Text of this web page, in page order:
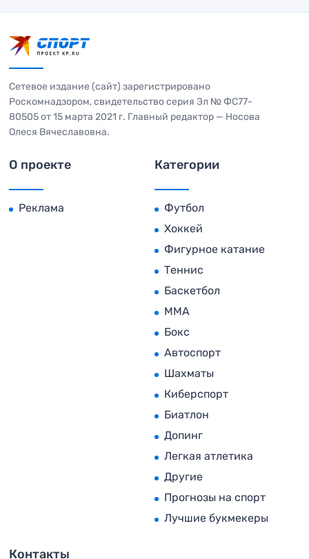
Сетевое издание (сайт) зарегистрировано
Роскомнадзором, свидетельство серия Эл № ФС77-
80505 от 15 марта 2021 г. Главный редактор — Носова
Олеся Вячеславовна.
О проекте
Реклама
Категории
Футбол
Хоккей
Фигурное катание
Теннис
Баскетбол
MMA
Бокс
Автоспорт
Шахматы
Киберспорт
Биатлон
Допинг
Легкая атлетика
Другие
Прогнозы на спорт
Лучшие букмекеры
Контакты